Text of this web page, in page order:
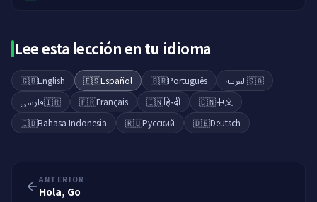
Lee esta lección en tu idioma
🇬🇧English 🇪🇸Español 🇧🇷Português 🇸🇦العربية
🇮🇷فارسی 🇫🇷Français 🇮🇳हिन्दी 🇨🇳中文
🇮🇩Bahasa Indonesia 🇷🇺Русский 🇩🇪Deutsch
ANTERIOR
Hola, Go